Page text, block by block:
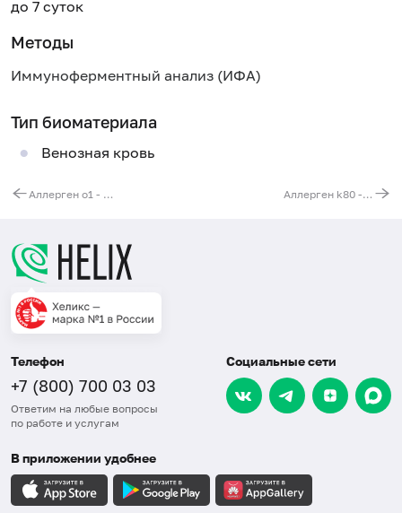
до 7 суток
Методы
Иммуноферментный анализ (ИФА)
Тип биоматериала
Венозная кровь
Аллерген o1 - хлопок, IgE Аллерген k80 - формальдегид, IgE
Телефон
+7 (800) 700 03 03
Ответим на любые вопросы
по работе и услугам
Социальные сети
В приложении удобнее